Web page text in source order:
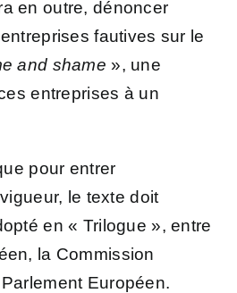
en outre, dénoncer
fautives sur le
and shame », une
entreprises à un
pour entrer
le texte doit
en « Trilogue », entre
la Commission
Européen.